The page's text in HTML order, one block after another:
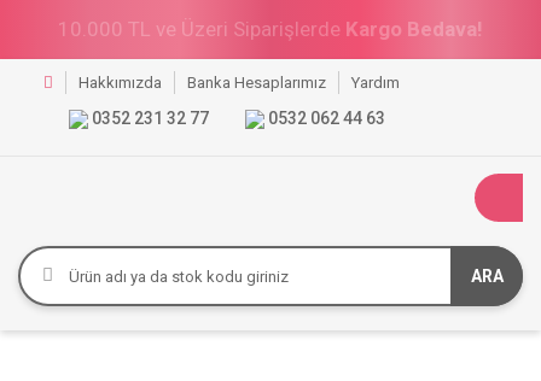
10.000 TL ve Üzeri Siparişlerde Kargo Bedava!
Hakkımızda Banka Hesaplarımız Yardım
0352 231 32 77 0532 062 44 63
ARA